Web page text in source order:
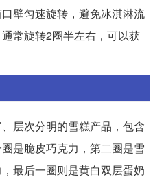
壁匀速旋转，避免冰淇淋流
常旋转2圈半左右，可以获
层次分明的雪糕产品，包含
是脆皮巧克力，第二圈是雪
最后一圈则是黄白双层蛋奶